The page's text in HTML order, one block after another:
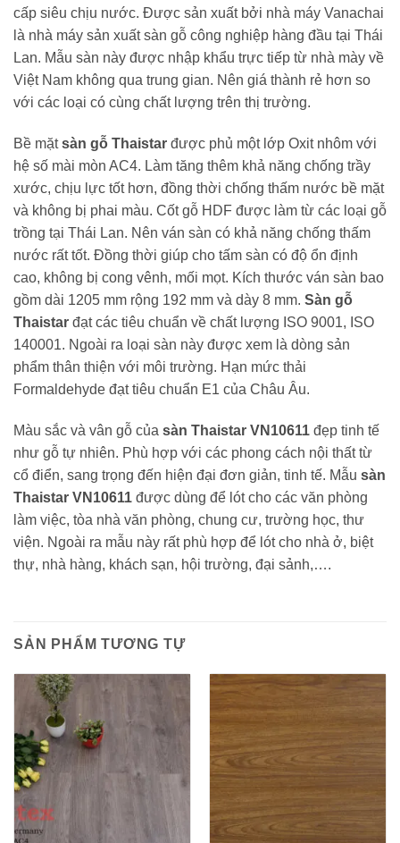
cấp siêu chịu nước. Được sản xuất bởi nhà máy Vanachai
là nhà máy sản xuất sàn gỗ công nghiệp hàng đầu tại Thái
Lan. Mẫu sàn này được nhập khẩu trực tiếp từ nhà mày về
Việt Nam không qua trung gian. Nên giá thành rẻ hơn so
với các loại có cùng chất lượng trên thị trường.
Bề mặtsàn gỗ Thaistar được phủ một lớp Oxit nhôm với
hệ số mài mòn AC4. Làm tăng thêm khả năng chống trầy
xước, chịu lực tốt hơn, đồng thời chống thấm nước bề mặt
và không bị phai màu. Cốt gỗ HDF được làm từ các loại gỗ
trồng tại Thái Lan. Nên ván sàn có khả năng chống thấm
nước rất tốt. Đồng thời giúp cho tấm sàn có độ ổn định
cao, không bị cong vênh, mối mọt. Kích thước ván sàn bao
gồm dài 1205 mm rộng 192 mm và dày 8 mm. Sàn gỗ
Thaistar đạt các tiêu chuẩn về chất lượng ISO 9001, ISO
140001. Ngoài ra loại sàn này được xem là dòng sản
phẩm thân thiện với môi trường. Hạn mức thải
Formaldehyde đạt tiêu chuẩn E1 của Châu Âu.
Màu sắc và vân gỗ của sàn Thaistar VN10611 đẹp tinh tế
như gỗ tự nhiên. Phù hợp với các phong cách nội thất từ
cổ điển, sang trọng đến hiện đại đơn giản, tinh tế. Mẫu sàn
Thaistar VN10611 được dùng để lót cho các văn phòng
làm việc, tòa nhà văn phòng, chung cư, trường học, thư
viện. Ngoài ra mẫu này rất phù hợp để lót cho nhà ở, biệt
thự, nhà hàng, khách sạn, hội trường, đại sảnh,….
SẢN PHẨM TƯƠNG TỰ